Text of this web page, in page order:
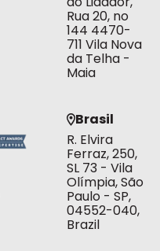
Rua 20, no
144 4470-
711 Vila Nova
da Telha -
Maia
Brasil
R. Elvira
Ferraz, 250,
SL 73 - Vila
Olímpia, São
Paulo - SP,
04552-040,
Brazil